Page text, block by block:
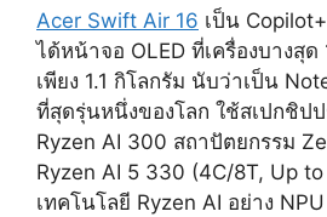
Acer Swift Air 16 เป็น
ได้หน้าจอ OLED ที่เครื่องบางสุด
เพียง 1.1 กิโลกรัม นับว่าเป็น
ที่สุดรุ่นหนึ่งของโลก ใช้สเปกชิป
Ryzen AI 300 สถาปัตยกรรม
Ryzen AI 5 330 (4C/8T, Up
เทคโนโลยี Ryzen AI อย่าง